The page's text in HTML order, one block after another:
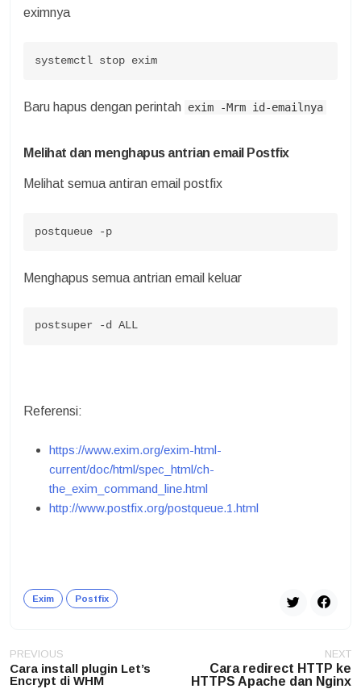
eximnya
systemctl stop exim
Baru hapus dengan perintah exim -Mrm id-emailnya
Melihat dan menghapus antrian email Postfix
Melihat semua antiran email postfix
postqueue -p
Menghapus semua antrian email keluar
postsuper -d ALL
Referensi:
https://www.exim.org/exim-html-
current/doc/html/spec_html/ch-
the_exim_command_line.html
http://www.postfix.org/postqueue.1.html
Exim Postfix
Post
navigation
PREVIOUS
Cara install plugin Let’s
Encrypt di WHM
NEXT
Cara redirect HTTP ke
HTTPS Apache dan Nginx